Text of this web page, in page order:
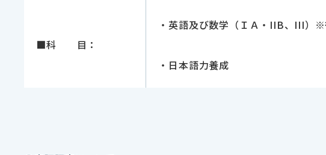
■科 目：
・英語及び数学（ＩＡ・ IIB、 III）※
・日本語力養成